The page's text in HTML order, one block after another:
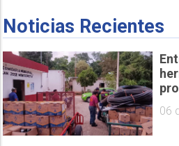
Noticias Recientes
06